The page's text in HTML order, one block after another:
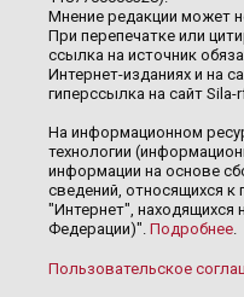
Мнение редакции может
При перепечатке или
ссылка на источник
Интернет-изданиях и на
гиперссылка на сайт Sila-
На информационном
технологии
информации на основе
сведений, относящихся к
"Интернет", находящихся
Федерации)". Подробнее.
Пользовательское